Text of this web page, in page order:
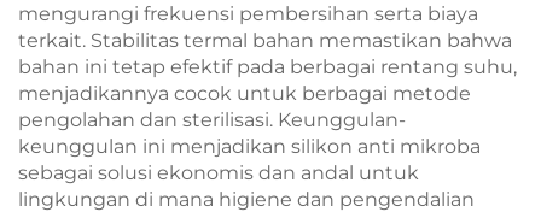
mengurangi frekuensi pembersihan serta biaya
terkait. Stabilitas termal bahan memastikan bahwa
bahan ini tetap efektif pada berbagai rentang suhu,
menjadikannya cocok untuk berbagai metode
pengolahan dan sterilisasi. Keunggulan-
keunggulan ini menjadikan silikon anti mikroba
sebagai solusi ekonomis dan andal untuk
lingkungan di mana higiene dan pengendalian